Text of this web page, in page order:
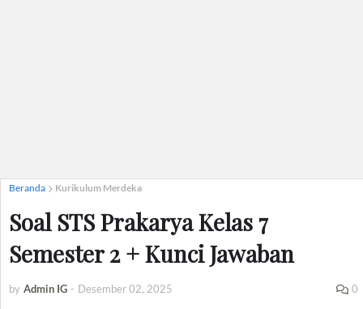
Beranda Kurikulum Merdeka
Soal STS Prakarya Kelas 7
Semester 2 + Kunci Jawaban
by Admin IG - Desember 02, 2025 0